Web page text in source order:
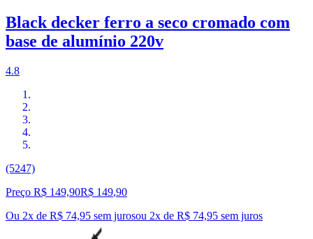
Black decker ferro a seco cromado com
base de alumínio 220v
4.8
(5247)
Preço R$ 149,90R$ 149,90
Ou 2x de R$ 74,95 sem jurosou 2x de R$ 74,95 sem juros